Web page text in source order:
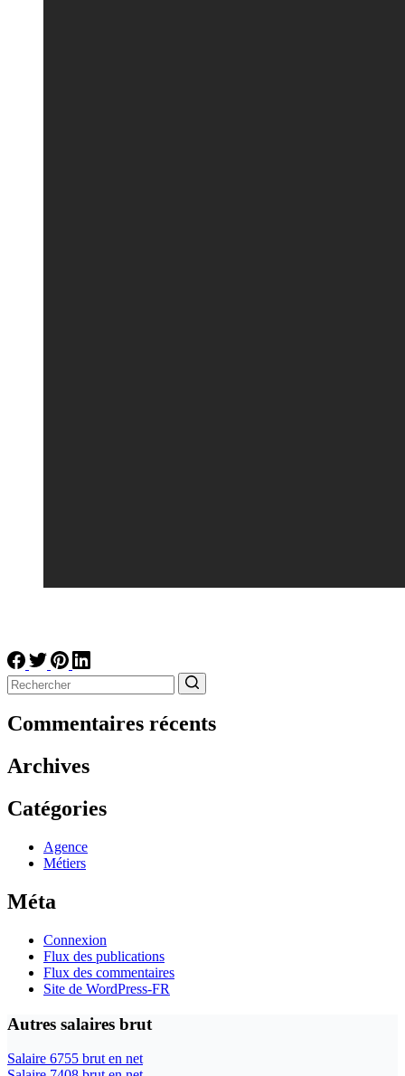
résultat
Commentaires récents
Archives
Catégories
Agence
Métiers
Méta
Connexion
Flux des publications
Flux des commentaires
Site de WordPress-FR
Autres salaires brut
Salaire 6755 brut en net